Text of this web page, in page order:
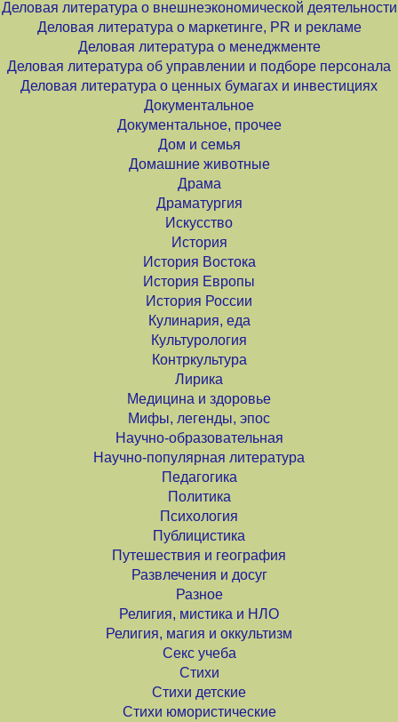
Деловая литература о внешнеэкономической деятельности
Деловая литература о маркетинге, PR и рекламе
Деловая литература о менеджменте
Деловая литература об управлении и подборе персонала
Деловая литература о ценных бумагах и инвестициях
Документальное
Документальное, прочее
Дом и семья
Домашние животные
Драма
Драматургия
Искусство
История
История Востока
История Европы
История России
Кулинария, еда
Культурология
Контркультура
Лирика
Медицина и здоровье
Мифы, легенды, эпос
Научно-образовательная
Научно-популярная литература
Педагогика
Политика
Психология
Публицистика
Путешествия и география
Развлечения и досуг
Разное
Религия, мистика и НЛО
Религия, магия и оккультизм
Секс учеба
Стихи
Стихи детские
Стихи юмористические